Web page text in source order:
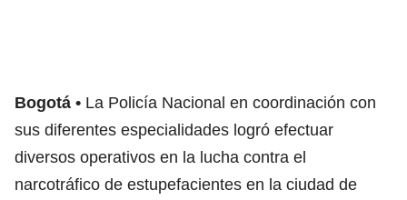
Bogotá La Policía Nacional en coordinación con
sus diferentes especialidades logró efectuar
diversos operativos en la lucha contra el
narcotráfico de estupefacientes en la ciudad de